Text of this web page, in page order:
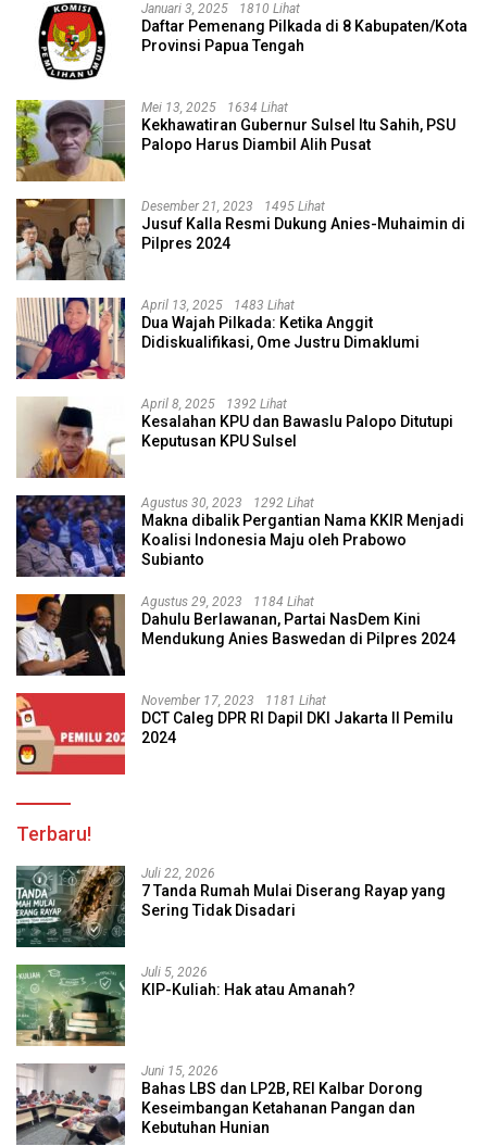
Januari 3, 2025 1810 Lihat
Daftar Pemenang Pilkada di 8 Kabupaten/Kota
Provinsi Papua Tengah
Mei 13, 2025 1634 Lihat
Kekhawatiran Gubernur Sulsel Itu Sahih, PSU
Palopo Harus Diambil Alih Pusat
Desember 21, 2023 1495 Lihat
Jusuf Kalla Resmi Dukung Anies-Muhaimin di
Pilpres 2024
April 13, 2025 1483 Lihat
Dua Wajah Pilkada: Ketika Anggit
Didiskualifikasi, Ome Justru Dimaklumi
April 8, 2025 1392 Lihat
Kesalahan KPU dan Bawaslu Palopo Ditutupi
Keputusan KPU Sulsel
Agustus 30, 2023 1292 Lihat
Makna dibalik Pergantian Nama KKIR Menjadi
Koalisi Indonesia Maju oleh Prabowo
Subianto
Agustus 29, 2023 1184 Lihat
Dahulu Berlawanan, Partai NasDem Kini
Mendukung Anies Baswedan di Pilpres 2024
November 17, 2023 1181 Lihat
DCT Caleg DPR RI Dapil DKI Jakarta II Pemilu
2024
Terbaru!
Juli 22, 2026
7 Tanda Rumah Mulai Diserang Rayap yang
Sering Tidak Disadari
Juli 5, 2026
KIP-Kuliah: Hak atau Amanah?
Juni 15, 2026
Bahas LBS dan LP2B, REI Kalbar Dorong
Keseimbangan Ketahanan Pangan dan
Kebutuhan Hunian